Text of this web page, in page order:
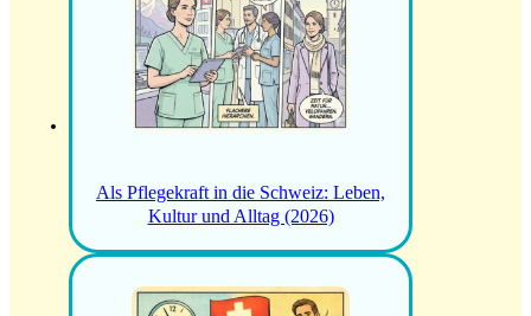
Als Pflegekraft in die Schweiz: Leben,
Kultur und Alltag (2026)